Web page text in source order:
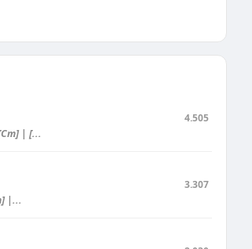
| [...
4.505
|...
3.307